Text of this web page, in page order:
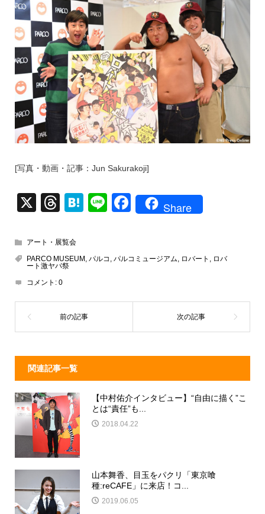
[写真・動画・記事：Jun Sakurakoji]
X
T
e
a
d
s
H
n
Li
F
e
o
k
Share
アート・展覧会
PARCO MUSEUM , パルコ , パルコミュージアム, ロバート , ロバ
ート激ヤバ祭
コメント: 0
関連記事一覧
【中村佑介インタビュー】“自由に描く”こ
とは“責任”も...
2018.04.22
山本舞香、目玉をパクリ「東京喰
種:reCAFE」に来店！コ...
2019.06.05